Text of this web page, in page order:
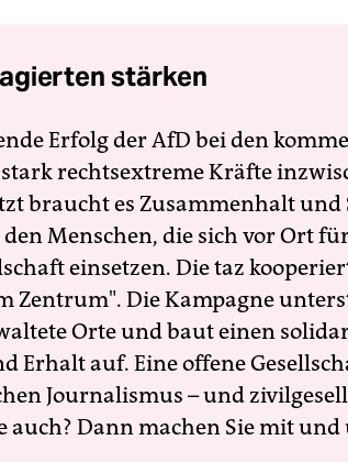
stärken
Erfolg der AfD bei den
rechtsextreme Kräfte
braucht es Zusammenhalt
Menschen, die sich vor Ort
einsetzen. Die taz
Zentrum". Die Kampagne
Orte und baut einen
Erhalt auf. Eine offene
Journalismus – und
auch? Dann machen Sie mit